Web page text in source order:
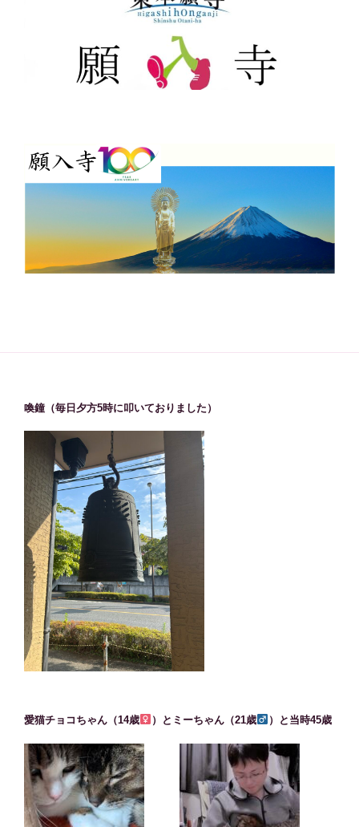
喚鐘（毎日夕方5時に叩いておりました）
愛猫チョコちゃん（14歳 ）とミーちゃん（21歳 ）と当時45歳